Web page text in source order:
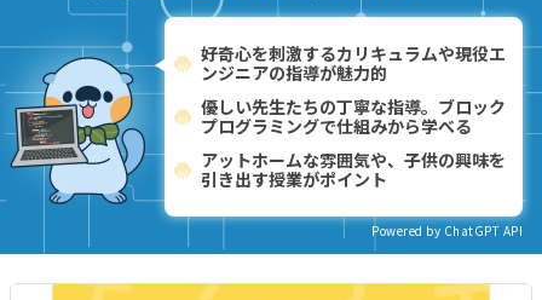
好奇心を刺激するカリキュラムや現役エ
ンジニアの指導が魅力的
優しい先生たちの丁寧な指導。ブロック
プログラミングで仕組みから学べる
アットホームな雰囲気や、子供の興味を
引き出す授業がポイント
Powered by ChatGPT API